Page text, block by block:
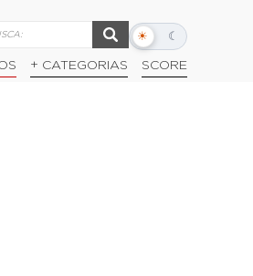
☀ ☾
Alternar
escuro
+ CATEGORIAS SCORE